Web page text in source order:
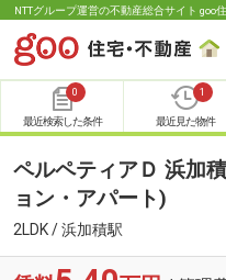
NTTグループ運営の不動産総合サイト goo
0
最近検索した条件
1
最近見た物件
ペルペティアＤ 浜加
ョン・アパート)
2LDK / 浜加積駅